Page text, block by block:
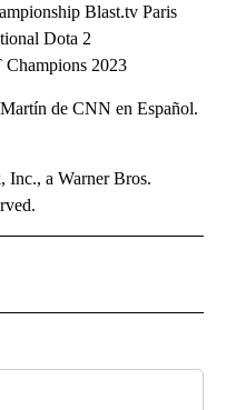
Blast.tv Paris
Dota 2
2023
de CNN en Español.
a Warner Bros.
RECEIVE NOTIFICATIONS ABOUT